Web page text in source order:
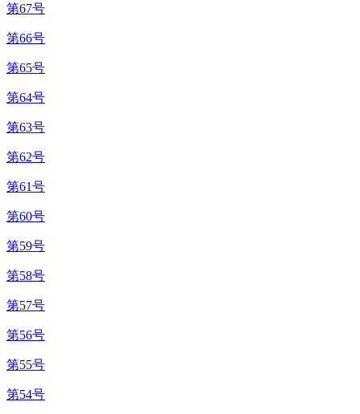
第67号
第66号
第65号
第64号
第63号
第62号
第61号
第60号
第59号
第58号
第57号
第56号
第55号
第54号